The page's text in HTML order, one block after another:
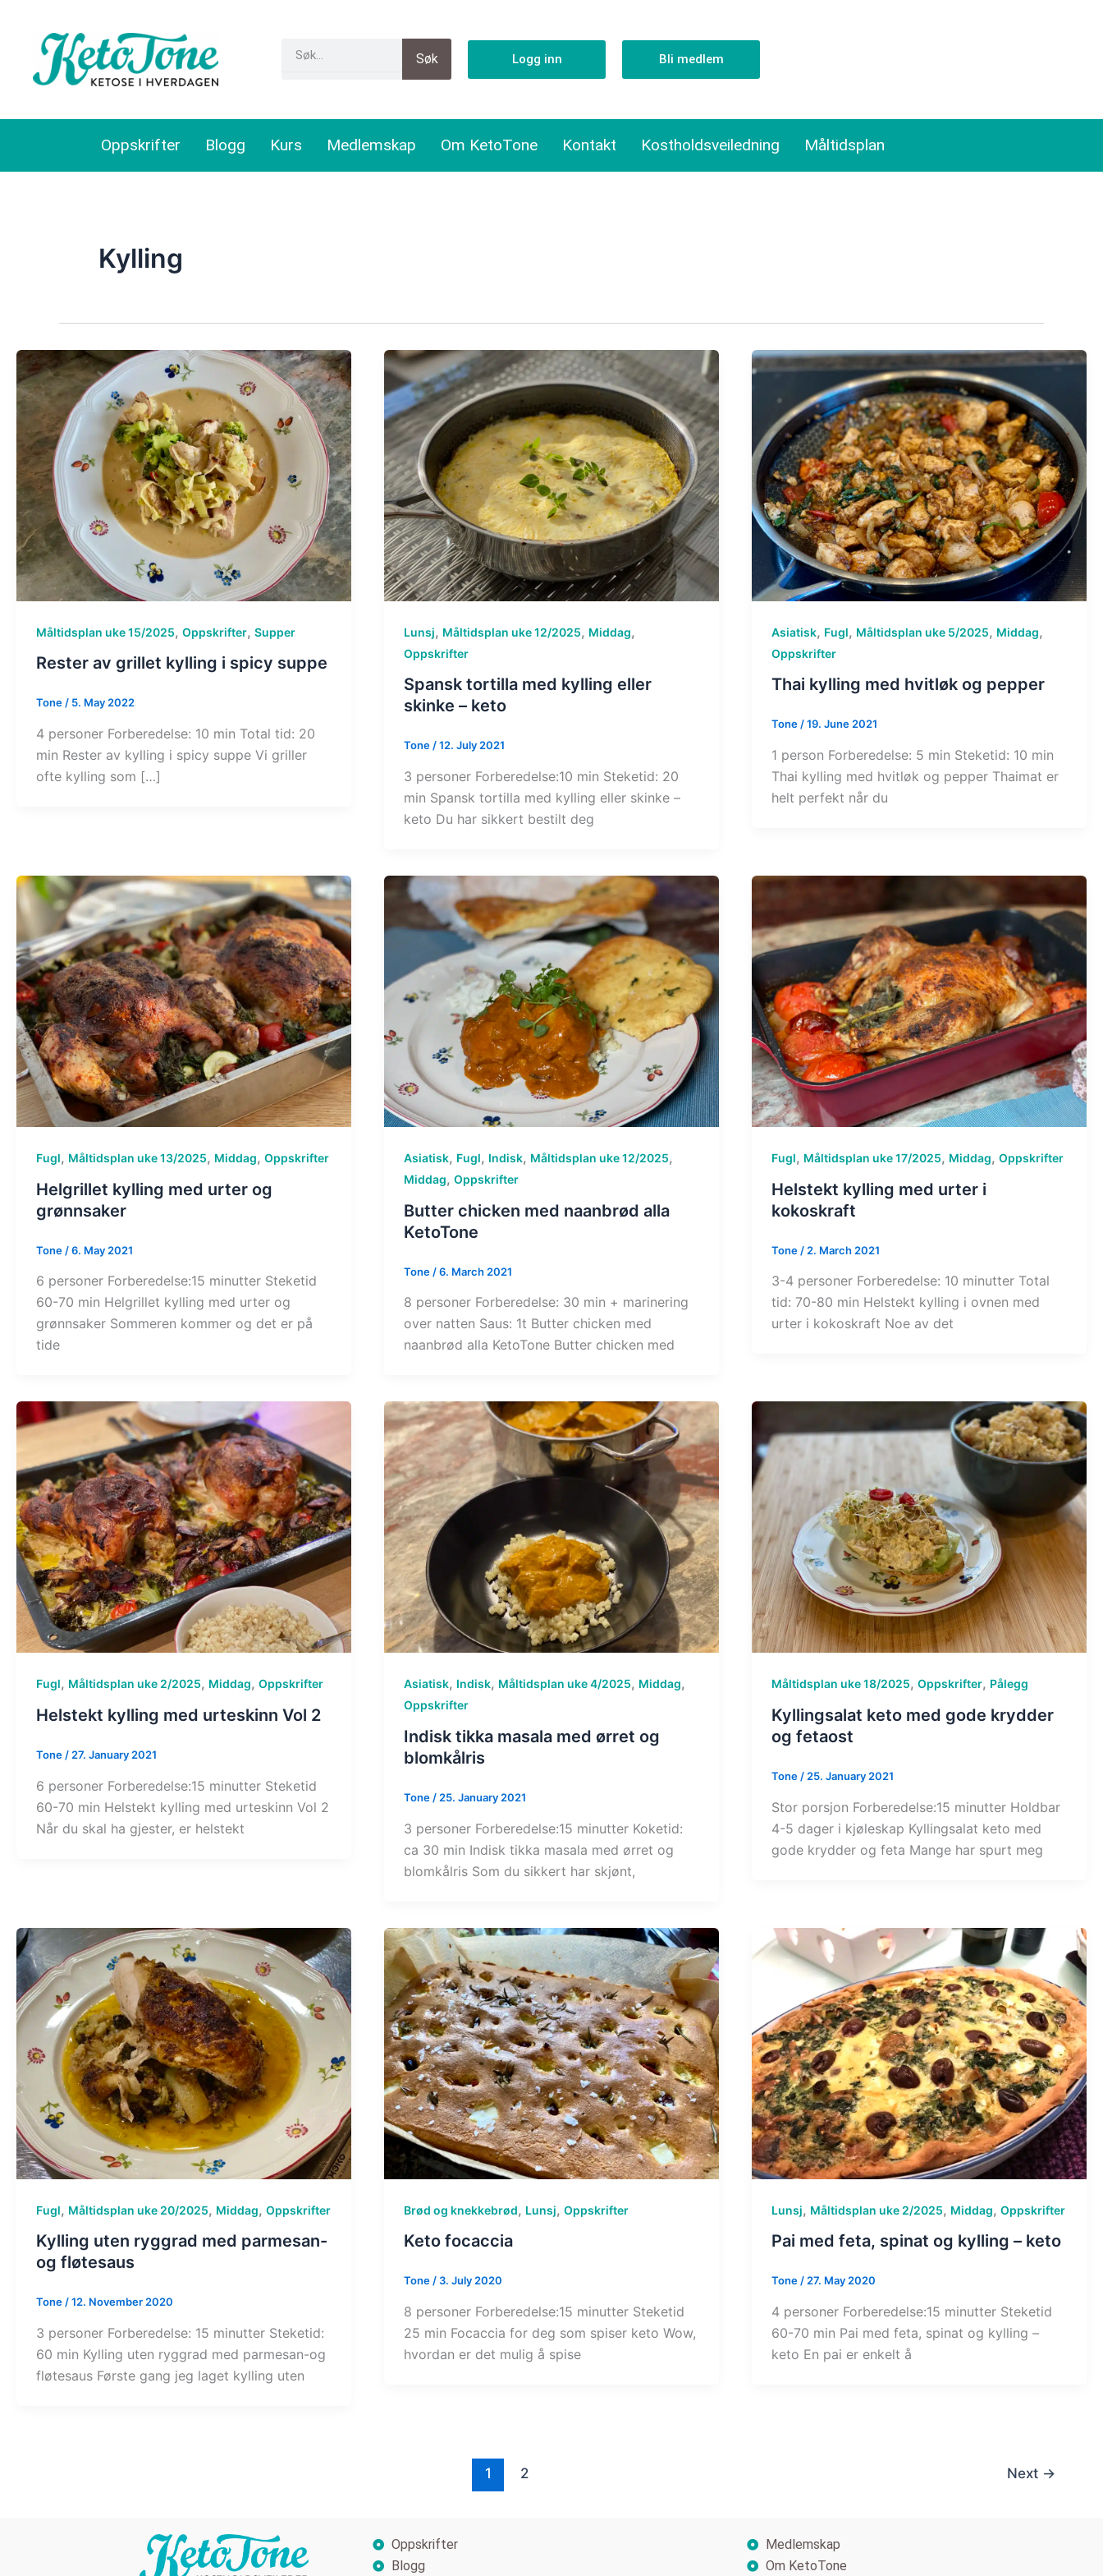
content
Søk Logg inn Bli medlem
Oppskrifter Blogg Kurs Medlemskap Om KetoTone Kontakt Kostholdsveiledning Måltidsplan
Kylling
Måltidsplan uke 15/2025, Oppskrifter, Supper
Rester av grillet kylling i spicy suppe
Tone/ 5. May 2022
4 personer Forberedelse: 10 min Total tid: 20
min Rester av kylling i spicy suppe Vi griller
ofte kylling som […]
Lunsj, Måltidsplan uke 12/2025, Middag,
Oppskrifter
Spansk tortilla med kylling eller
skinke – keto
Tone/12. July 2021
3 personer Forberedelse:10 min Steketid: 20
min Spansk tortilla med kylling eller skinke –
keto Du har sikkert bestilt deg
Asiatisk, Fugl, Måltidsplan uke 5/2025, Middag,
Oppskrifter
Thai kylling med hvitløk og pepper
Tone/19. June 2021
1 person Forberedelse: 5 min Steketid: 10 min
Thai kylling med hvitløk og pepper Thaimat er
helt perfekt når du
Fugl, Måltidsplan uke 13/2025, Middag, Oppskrifter
Helgrillet kylling med urter og
grønnsaker
Tone /6. May 2021
6 personer Forberedelse:15 minutter Steketid
60-70 min Helgrillet kylling med urter og
grønnsaker Sommeren kommer og det er på
tide
Asiatisk, Fugl, Indisk, Måltidsplan uke 12/2025,
Middag, Oppskrifter
Butter chicken med naanbrød alla
KetoTone
Tone /6. March 2021
8 personer Forberedelse: 30 min + marinering
over natten Saus: 1t Butter chicken med
naanbrød alla KetoTone Butter chicken med
Fugl, Måltidsplan uke 17/2025, Middag, Oppskrifter
Helstekt kylling med urter i
kokoskraft
Tone / 2. March 2021
3-4 personer Forberedelse: 10 minutter Total
tid: 70-80 min Helstekt kylling i ovnen med
urter i kokoskraft Noe av det
Fugl, Måltidsplan uke 2/2025, Middag, Oppskrifter
Helstekt kylling med urteskinn Vol 2
Tone / 27. January 2021
6 personer Forberedelse:15 minutter Steketid
60-70 min Helstekt kylling med urteskinn Vol 2
Når du skal ha gjester, er helstekt
Asiatisk, Indisk, Måltidsplan uke 4/2025, Middag,
Oppskrifter
Indisk tikka masala med ørret og
blomkålris
Tone / 25. January 2021
3 personer Forberedelse:15 minutter Koketid:
ca 30 min Indisk tikka masala med ørret og
blomkålris Som du sikkert har skjønt,
Måltidsplan uke 18/2025, Oppskrifter, Pålegg
Kyllingsalat keto med gode krydder
og fetaost
Tone / 25. January 2021
Stor porsjon Forberedelse:15 minutter Holdbar
4-5 dager i kjøleskap Kyllingsalat keto med
gode krydder og feta Mange har spurt meg
Fugl, Måltidsplan uke 20/2025, Middag, Oppskrifter
Kylling uten ryggrad med parmesan-
og fløtesaus
Tone/12. November 2020
3 personer Forberedelse: 15 minutter Steketid:
60 min Kylling uten ryggrad med parmesan-og
fløtesaus Første gang jeg laget kylling uten
Brød og knekkebrød, Lunsj, Oppskrifter
Keto focaccia
Tone/ 3. July 2020
8 personer Forberedelse:15 minutter Steketid
25 min Focaccia for deg som spiser keto Wow,
hvordan er det mulig å spise
Lunsj, Måltidsplan uke 2/2025, Middag, Oppskrifter
Pai med feta, spinat og kylling – keto
Tone/27. May 2020
4 personer Forberedelse:15 minutter Steketid
60-70 min Pai med feta, spinat og kylling –
keto En pai er enkelt å
1 2 Next →
Oppskrifter
Blogg
Medlemskap
Om KetoTone